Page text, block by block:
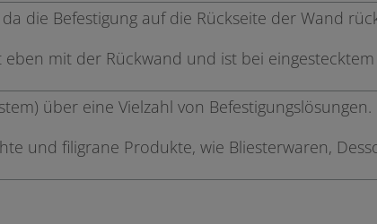
die Befestigung auf die Rückseite der Wand
eben mit der Rückwand und ist bei
über eine Vielzahl von Befestigungslösungen.
und filigrane Produkte, wie Bliesterwaren,